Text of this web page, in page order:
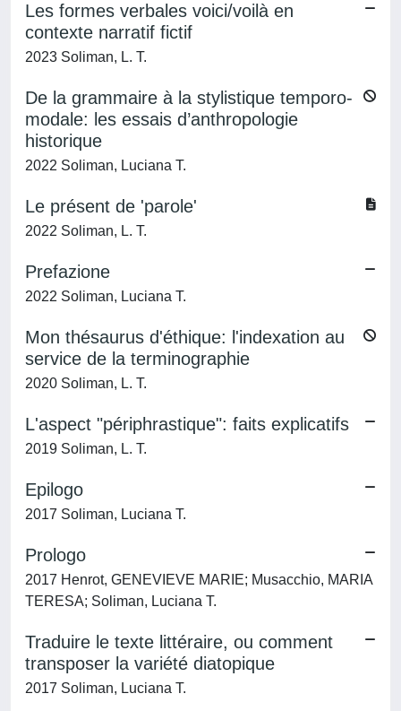
Les formes verbales voici/voilà en
contexte narratif fictif
2023 Soliman, L. T.
De la grammaire à la stylistique temporo-
modale: les essais d’anthropologie
historique
2022 Soliman, Luciana T.
Le présent de 'parole'
2022 Soliman, L. T.
Prefazione
2022 Soliman, Luciana T.
Mon thésaurus d'éthique: l'indexation au
service de la terminographie
2020 Soliman, L. T.
L'aspect "périphrastique": faits explicatifs
2019 Soliman, L. T.
Epilogo
2017 Soliman, Luciana T.
Prologo
2017 Henrot, GENEVIEVE MARIE; Musacchio, MARIA
TERESA; Soliman, Luciana T.
Traduire le texte littéraire, ou comment
transposer la variété diatopique
2017 Soliman, Luciana T.